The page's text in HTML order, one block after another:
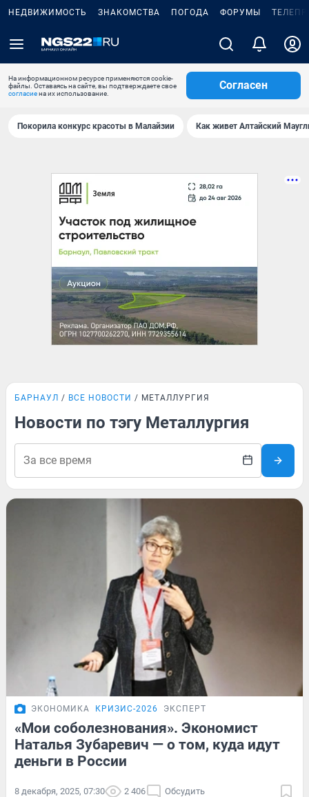
НЕДВИЖИМОСТЬ ЗНАКОМСТВА ПОГОДА ФОРУМЫ
На информационном ресурсе применяются cookie-
файлы. Оставаясь на сайте, вы подтверждаете свое
согласиена их использование.
Согласен
Покорила конкурс красоты в Малайзии Как живет Алтайский
БАРНАУЛ ВСЕ НОВОСТИ МЕТАЛЛУРГИЯ
Новости по тэгу Металлургия
ЭКОНОМИКА КРИЗИС-2026 ЭКСПЕРТ
«Мои соболезнования». Экономист
Наталья Зубаревич — о том, куда идут
деньги в России
8 декабря, 2025, 07:30 2 406 Обсудить